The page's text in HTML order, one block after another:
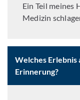
Ein Teil meines
Medizin
Welches Erlebnis
Erinnerung?